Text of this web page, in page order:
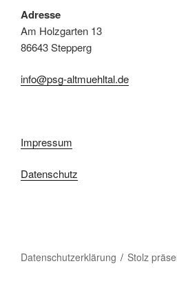
Adresse
Am Holzgarten 13
86643 Stepperg
info@psg-altmuehltal.de
Impressum
Datenschutz
Datenschutzerklärung Stolz